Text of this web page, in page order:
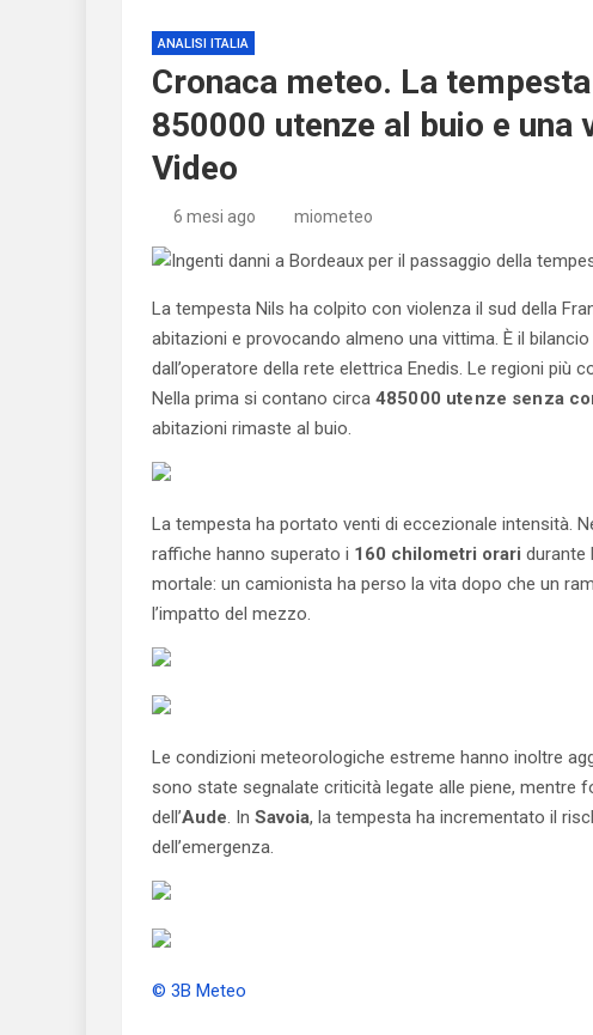
ANALISI ITALIA
Cronaca meteo. La
850000 utenze al buio e
Video
6 mesi ago miometeo
La tempesta Nils ha colpito con violenza il sud della
abitazioni e provocando almeno una vittima. È il
dall’operatore della rete elettrica Enedis. Le regioni più
Nella prima si contano circa 485000 utenze senza
abitazioni rimaste al buio.
La tempesta ha portato venti di eccezionale intensità.
raffiche hanno superato i 160 chilometri orari durante
mortale: un camionista ha perso la vita dopo che un
l’impatto del mezzo.
Le condizioni meteorologiche estreme hanno inoltre
sono state segnalate criticità legate alle piene, mentre
dell’Aude. In Savoia, la tempesta ha incrementato il
dell’emergenza.
© 3B Meteo